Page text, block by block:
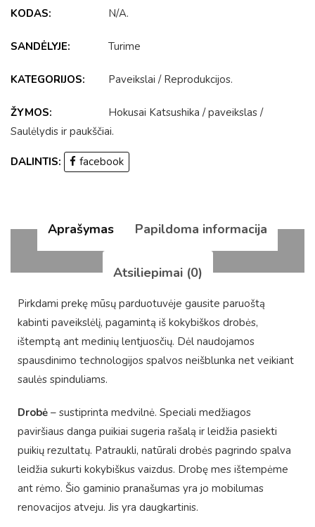
KODAS: N/A.
SANDĖLYJE: Turime
KATEGORIJOS: Paveikslai / Reprodukcijos.
ŽYMOS: Hokusai Katsushika /paveikslas /
Saulėlydis ir paukščiai.
DALINTIS: facebook
Aprašymas Papildoma informacija
Atsiliepimai (0)
Pirkdami prekę mūsų parduotuvėje gausite paruoštą
kabinti paveikslėlį, pagamintą iš kokybiškos drobės,
ištemptą ant medinių lentjuosčių. Dėl naudojamos
spausdinimo technologijos spalvos neišblunka net veikiant
saulės spinduliams.
Drobė – sustiprinta medvilnė. Speciali medžiagos
paviršiaus danga puikiai sugeria rašalą ir leidžia pasiekti
puikių rezultatų. Patraukli, natūrali drobės pagrindo spalva
leidžia sukurti kokybiškus vaizdus. Drobę mes ištempėme
ant rėmo. Šio gaminio pranašumas yra jo mobilumas
renovacijos atveju. Jis yra daugkartinis.